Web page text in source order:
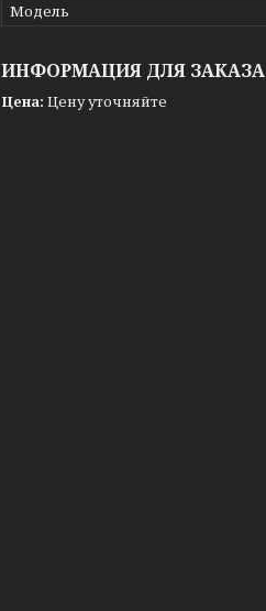
Модель
ИНФОРМАЦИЯ ДЛЯ ЗАКАЗА
Цена: Цену уточняйте